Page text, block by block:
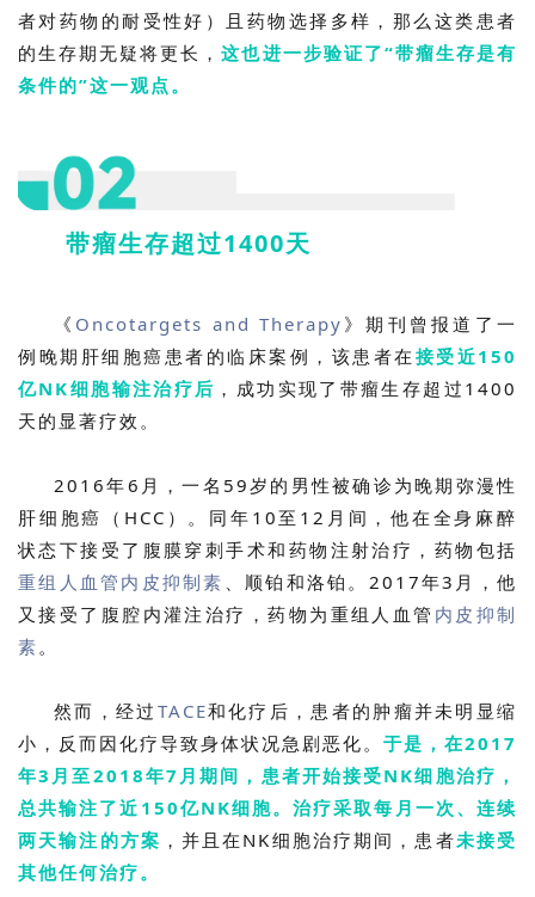
者对药物的耐受性好）且药物选择多样，那么这类患者
的生存期无疑将更长，这也进一步验证了“带瘤生存是有
条件的”这一观点。
带瘤生存超过1400天
《 Oncotargets and Therapy 》期刊曾报道了一
例晚期肝细胞癌患者的临床案例，该患者在 接受近150
亿NK细胞输注治疗后 ，成功实现了带瘤生存超过1400
天的显著疗效。
2016年6月，一名59岁的男性被确诊为晚期弥漫性
肝细胞癌（HCC）。同年10至12月间，他在全身麻醉
状态下接受了腹膜穿刺手术和药物注射治疗，药物包括
重组人血管内皮抑制素
、顺铂和洛铂。2017年3月，他
又接受了腹腔内灌注治疗，药物为重组人血管 内皮抑制
素 。
然而，经过 TACE和化疗后，患者的肿瘤并未明显缩
小，反而因化疗导致身体状况急剧恶化。 于是，在2017
年3月至2018年7月期间，患者开始接受NK细胞治疗，
总共输注了近150亿NK细胞。治疗采取每月一次、连续
两天输注的方案 ，并且在NK细胞治疗期间，患者未接受
其他任何治疗。